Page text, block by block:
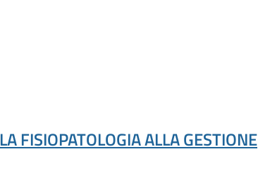
FISIOPATOLOGIA ALLA GESTIONE